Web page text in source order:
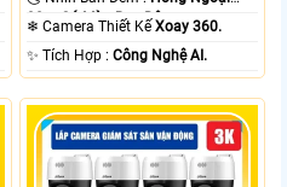
30m Có Màu Ban Ðêm.
❄ Camera Thiết KếXoay 360.
️✨ Tích Hợp :Công Nghệ AI.